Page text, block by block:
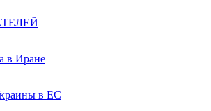
в Иране
в ЕС